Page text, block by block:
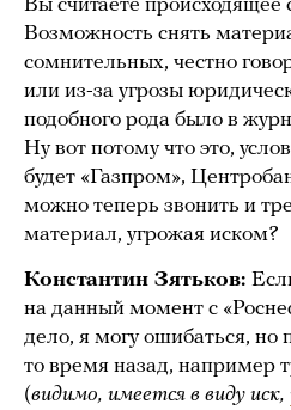
Вы считаете происходящее
Возможность снять
сомнительных, честно
или из-за угрозы
подобного рода было в
Ну вот потому что это,
будет «Газпром»,
можно теперь звонить и
материал, угрожая иском?
Константин Зятьков:
на данный момент с
дело, я могу ошибаться, но
то время назад, например
(видимо, имеется в виду иск,